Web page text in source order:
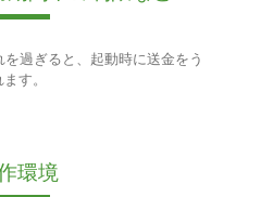
過ぎると、起動時に送金をう
す。
環境